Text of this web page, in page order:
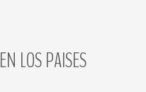
EN LOSPAISES